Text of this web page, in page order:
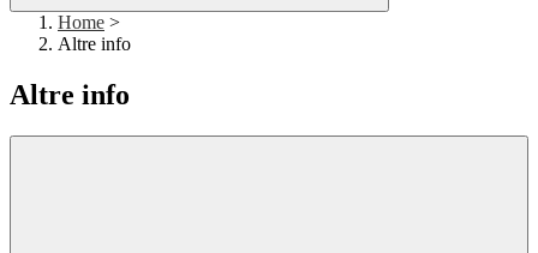
Home >
Altre info
Altre info